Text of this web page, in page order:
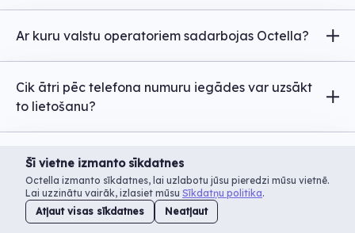
pieslēgums un dators ar austiņām. Par pārējo
parūpēsies mūsu speciālisti.
Ar kuru valstu operatoriem sadarbojas Octella?
operatoriem, lai nodrošinātu pārklājumu visā
pasaulē. Gadījumā, ja kāds no maršutiem tevi
neapmierinās, mēs varēsim to ātri nomainīt.
Cik ātri pēc telefona numuru iegādes var uzsākt
to lietošanu?
numuru lietošanu var uzsākt sākot no dažām
stundām līdz trīs dienām.
Vai es varēšu iegādāties dažādu valstu telefona
numurus, ja mans ofiss atrodas tikai vienā valstī?
Jā, ir iespējams iegādāties gandrīz jebkuras
Vai Octella piedāvā klientu atbalstu?
Šī vietne izmanto sīkdatnes
Octella izmanto sīkdatnes, lai uzlabotu jūsu pieredzi mūsu vietnē.
Lai uzzinātu vairāk, izlasiet mūsu Sīkdatņu politika.
Atļaut visas sīkdatnes
Neatļaut